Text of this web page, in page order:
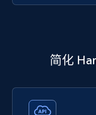
简化